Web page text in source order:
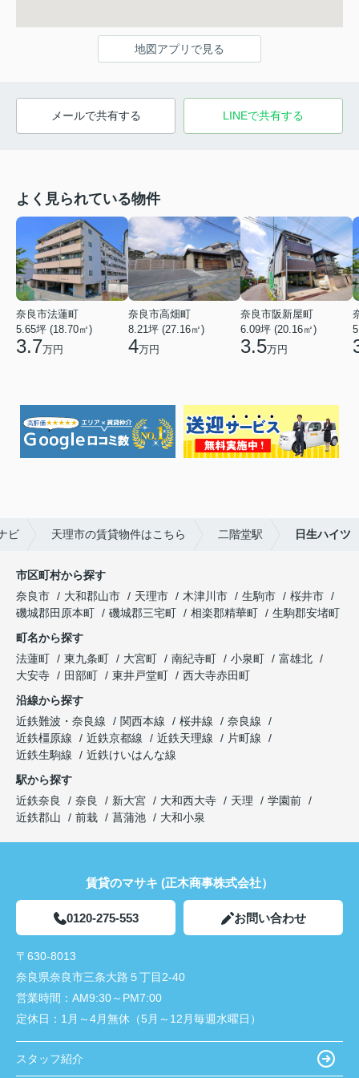
地図アプリで見る
メールで共有する LINEで共有する
よく見られている物件
奈良市法蓮町
5.65坪 (18.70㎡)
3.7万円
奈良市高畑町
8.21坪 (27.16㎡)
4万円
奈良市阪新屋町
6.09坪 (20.16㎡)
3.5万円
ビ 天理市の賃貸物件はこちら 二階堂駅 日生ハイツ
市区町村から探す
奈良市
大和郡山市 天理市 木津川市 生駒市
桜井市
磯城郡田原本町
磯城郡三宅町 相楽郡精華町
生駒郡安堵町
町名から探す
法蓮町
東九条町 大宮町 南紀寺町 小泉町
富雄北
大安寺
田部町 東井戸堂町
西大寺赤田町
沿線から探す
近鉄難波・奈良線
関西本線 桜井線
奈良線
近鉄橿原線
近鉄京都線 近鉄天理線
片町線
近鉄生駒線
近鉄けいはんな線
駅から探す
近鉄奈良
奈良 新大宮 大和西大寺 天理
学園前
近鉄郡山
前栽 菖蒲池 大和小泉
賃貸のマサキ (正木商事株式会社）
0120-275-553 お問い合わせ
〒630-8013
奈良県奈良市三条大路５丁目2-40
営業時間： AM9:30～PM7:00
定休日： 1月～4月無休（5月～12月毎週水曜日）
スタッフ紹介